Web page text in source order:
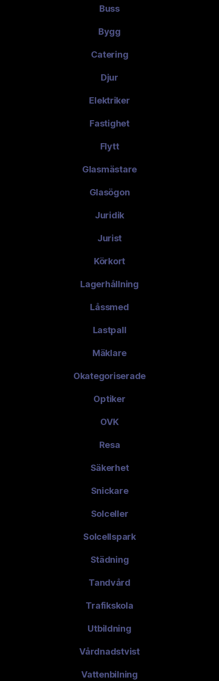
Buss
Bygg
Catering
Djur
Elektriker
Fastighet
Flytt
Glasmästare
Glasögon
Juridik
Jurist
Körkort
Lagerhållning
Låssmed
Lastpall
Mäklare
Okategoriserade
Optiker
OVK
Resa
Säkerhet
Snickare
Solceller
Solcellspark
Städning
Tandvård
Trafikskola
Utbildning
Vårdnadstvist
Vattenbilning